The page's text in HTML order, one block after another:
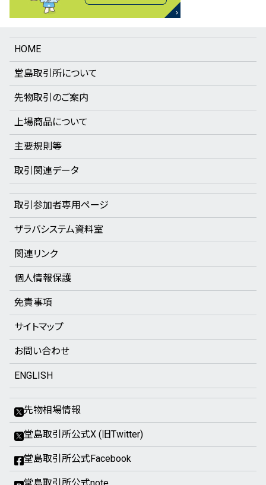
HOME
堂島取引所について
先物取引のご案内
上場商品について
主要規則等
取引関連データ
取引参加者専用ページ
ザラバシステム資料室
関連リンク
個人情報保護
免責事項
サイトマップ
お問い合わせ
ENGLISH
先物相場情報
堂島取引所公式X (旧Twitter)
堂島取引所公式Facebook